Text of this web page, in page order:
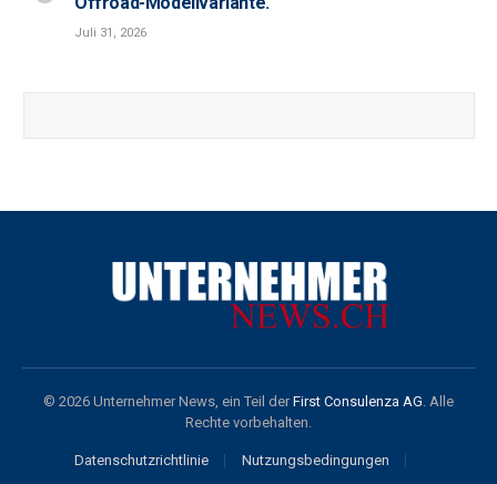
Juli 31, 2026
© 2026 Unternehmer News, ein Teil derFirst Consulenza AG. Alle
Rechte vorbehalten.
Datenschutzrichtlinie Nutzungsbedingungen